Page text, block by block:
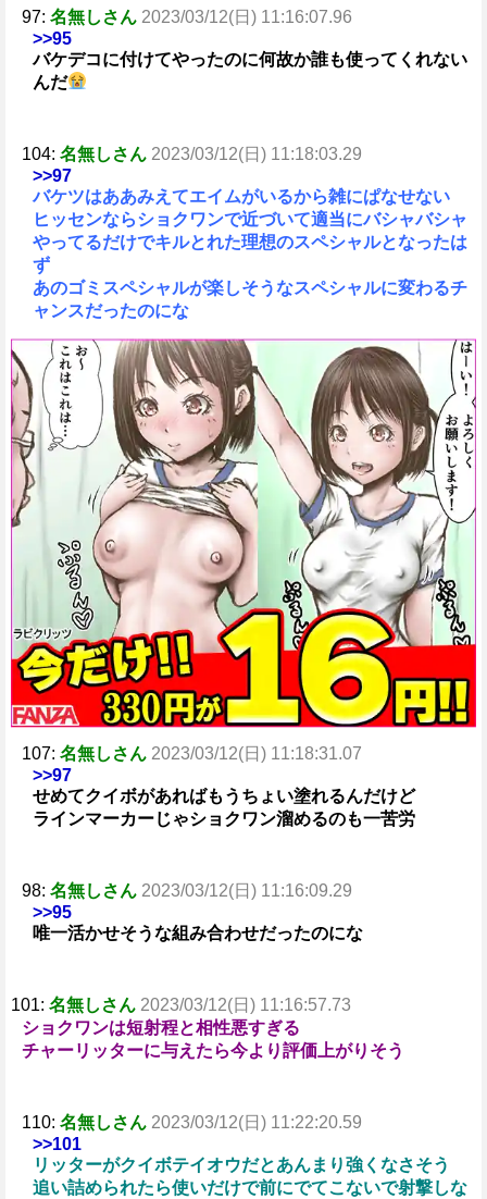
97: 名無しさん 2023/03/12(日) 11:16:07.96
>>95
バケデコに付けてやったのに何故か誰も使ってくれない
んだ
104: 名無しさん 2023/03/12(日) 11:18:03.29
>>97
バケツはああみえてエイムがいるから雑にぱなせない
ヒッセンならショクワンで近づいて適当にバシャバシャ
やってるだけでキルとれた理想のスペシャルとなったは
ず
あのゴミスペシャルが楽しそうなスペシャルに変わるチ
ャンスだったのにな
107: 名無しさん 2023/03/12(日) 11:18:31.07
>>97
せめてクイボがあればもうちょい塗れるんだけど
ラインマーカーじゃショクワン溜めるのも一苦労
98: 名無しさん 2023/03/12(日) 11:16:09.29
>>95
唯一活かせそうな組み合わせだったのにな
101: 名無しさん 2023/03/12(日) 11:16:57.73
ショクワンは短射程と相性悪すぎる
チャーリッターに与えたら今より評価上がりそう
110: 名無しさん 2023/03/12(日) 11:22:20.59
>>101
リッターがクイボテイオウだとあんまり強くなさそう
追い詰められたら使いだけで前にでてこないで射撃しな